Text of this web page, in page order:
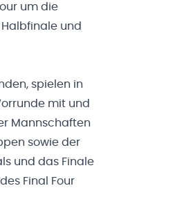
um die
und
spielen in
mit und
Mannschaften
sowie der
und das Finale
Final Four